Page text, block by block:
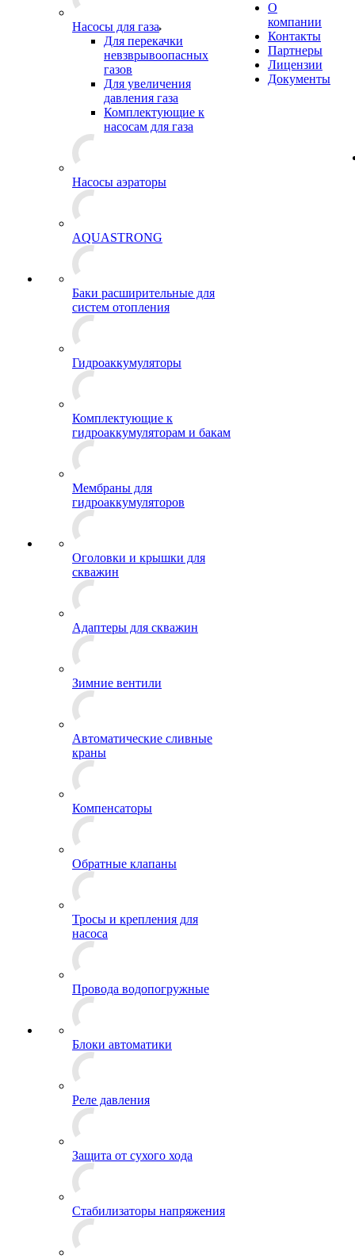
Насосы для газа
Для перекачки
невзврывоопасных
газов
Для увеличения
давления газа
Комплектующие к
насосам для газа
Насосы аэраторы
AQUASTRONG
Баки расширительные для
систем отопления
Гидроаккумуляторы
Комплектующие к
гидроаккумуляторам и бакам
Мембраны для
гидроаккумуляторов
Оголовки и крышки для
скважин
Адаптеры для скважин
Зимние вентили
Автоматические сливные
краны
Компенсаторы
Обратные клапаны
Тросы и крепления для
насоса
Провода водопогружные
Блоки автоматики
Реле давления
Защита от сухого хода
Стабилизаторы напряжения
О
компании
Контакты
Партнеры
Лицензии
Документы